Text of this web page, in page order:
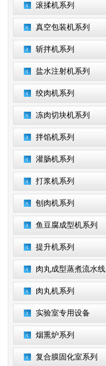
滚揉机系列
真空包装机系列
斩拌机系列
盐水注射机系列
绞肉机系列
冻肉切块机系列
拌馅机系列
灌肠机系列
打浆机系列
刨肉机系列
鱼豆腐成型机系列
提升机系列
肉丸成型蒸煮流水线
肉丸机系列
实验室专用设备
烟熏炉系列
复合膜固化室系列